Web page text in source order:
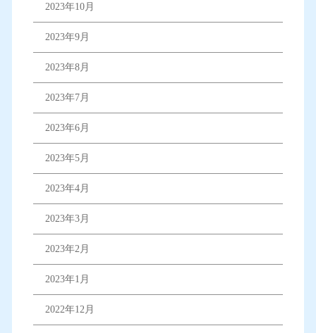
2023年10月
2023年9月
2023年8月
2023年7月
2023年6月
2023年5月
2023年4月
2023年3月
2023年2月
2023年1月
2022年12月